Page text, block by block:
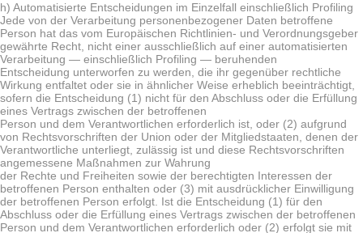
h) Automatisierte Entscheidungen im Einzelfall einschließlich Profiling
Jede von der Verarbeitung personenbezogener Daten betroffene
Person hat das vom Europäischen Richtlinien- und Verordnungsgeber
gewährte Recht, nicht einer ausschließlich auf einer automatisierten
Verarbeitung — einschließlich Profiling — beruhenden
Entscheidung unterworfen zu werden, die ihr gegenüber rechtliche
Wirkung entfaltet oder sie in ähnlicher Weise erheblich beeinträchtigt,
sofern die Entscheidung (1) nicht für den Abschluss oder die Erfüllung
eines Vertrags zwischen der betroffenen
Person und dem Verantwortlichen erforderlich ist, oder (2) aufgrund
von Rechtsvorschriften der Union oder der Mitgliedstaaten, denen der
Verantwortliche unterliegt, zulässig ist und diese Rechtsvorschriften
angemessene Maßnahmen zur Wahrung
der Rechte und Freiheiten sowie der berechtigten Interessen der
betroffenen Person enthalten oder (3) mit ausdrücklicher Einwilligung
der betroffenen Person erfolgt. Ist die Entscheidung (1) für den
Abschluss oder die Erfüllung eines Vertrags zwischen der betroffenen
Person und dem Verantwortlichen erforderlich oder (2) erfolgt sie mit